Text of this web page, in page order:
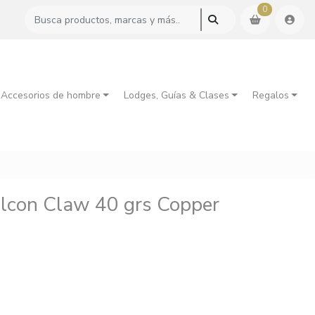
0
de hombre Lodges, Guías & Clases Regalos
Claw 40 grs Copper